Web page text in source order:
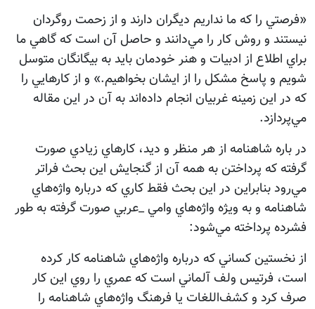
«فرصتي را كه ما نداريم ديگران دارند و از زحمت روگردان
نيستند و روش كار را مي‌دانند و حاصل آن است كه گاهي ما
براي اطلاع از ادبيات و هنر خودمان بايد به بيگانگان متوسل
شويم و پاسخ مشكل را از ايشان بخواهيم.» و از كارهايي را
كه در اين زمينه غربيان انجام داده‌اند به آن در اين مقاله
مي‌پردازد.
در باره شاهنامه از هر منظر و ديد، كارهاي زيادي صورت
گرفته كه پرداختن به همه آن از گنجايش اين بحث فراتر
مي‌رود بنابراين در اين بحث فقط كاري كه درباره واژه‌هاي
شاهنامه و به ويژه واژه‌هاي وامي _عربي صورت گرفته به طور
فشرده پرداخته مي‌شود:
از نخستين كساني كه درباره واژه‌هاي شاهنامه كار كرده
است، فرتيس ولف آلماني است كه عمري را روي اين كار
صرف كرد و كشف‌اللغات يا فرهنگ واژه‌هاي شاهنامه را